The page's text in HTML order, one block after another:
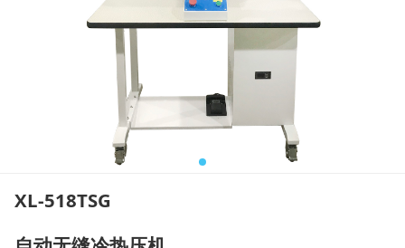
XL-518TSG